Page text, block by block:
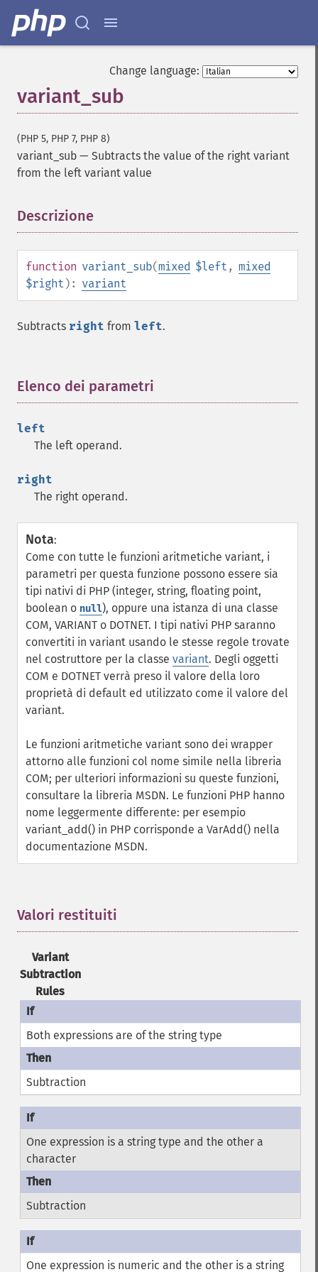
Change language:
variant_sub
(PHP 5, PHP 7, PHP 8)
variant_sub — Subtracts the value of the right variant
from the left variant value
Descrizione
function variant_sub(mixed $left , mixed
$right ): variant
Subtracts right from left.
Elenco dei parametri
left
The left operand.
right
The right operand.
Nota:
Come con tutte le funzioni aritmetiche variant, i
parametri per questa funzione possono essere sia
tipi nativi di PHP (integer, string, floating point,
boolean o null), oppure una istanza di una classe
COM, VARIANT o DOTNET. I tipi nativi PHP saranno
convertiti in variant usando le stesse regole trovate
nel costruttore per la classe variant. Degli oggetti
COM e DOTNET verrà preso il valore della loro
proprietà di default ed utilizzato come il valore del
variant.
Le funzioni aritmetiche variant sono dei wrapper
attorno alle funzioni col nome simile nella libreria
COM; per ulteriori informazioni su queste funzioni,
consultare la libreria MSDN. Le funzioni PHP hanno
nome leggermente differente: per esempio
variant_add() in PHP corrisponde a VarAdd() nella
documentazione MSDN.
Valori restituiti
Variant
Subtraction
Rules
Both expressions are of the string type
Subtraction
One expression is a string type and the other a
character
Subtraction
One expression is numeric and the other is a string